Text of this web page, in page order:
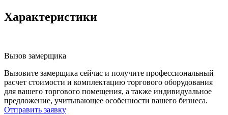
Характеристики
Вызов замерщика
Вызовите замерщика сейчас и получите профессиональный
расчет стоимости и комплектацию торгового оборудования
для вашего торгового помещения, а также индивидуальное
предложение, учитывающее особенности вашего бизнеса.
Отправить заявку